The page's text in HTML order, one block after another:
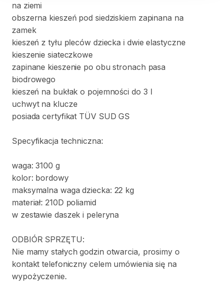
na ziemi
obszerna kieszeń pod siedziskiem zapinana na
zamek
kieszeń z tyłu pleców dziecka i dwie elastyczne
kieszenie siateczkowe
zapinane kieszenie po obu stronach pasa
biodrowego
kieszeń na bukłak o pojemności do 3 l
uchwyt na klucze
posiada certyfikat TÜV SUD GS
Specyfikacja techniczna:
waga: 3100 g
kolor: bordowy
maksymalna waga dziecka: 22 kg
materiał: 210D poliamid
w zestawie daszek i peleryna
ODBIÓR SPRZĘTU:
Nie mamy stałych godzin otwarcia​,​ prosimy o
kontakt telefoniczny celem umówienia się na
wypożyczenie.